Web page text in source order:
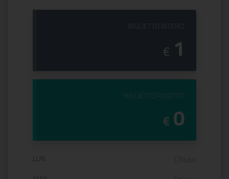
€ 1
PREZZO DEL
BIGLIETTO RIDOTTO
€ 0
Orario di apertura:
LUN